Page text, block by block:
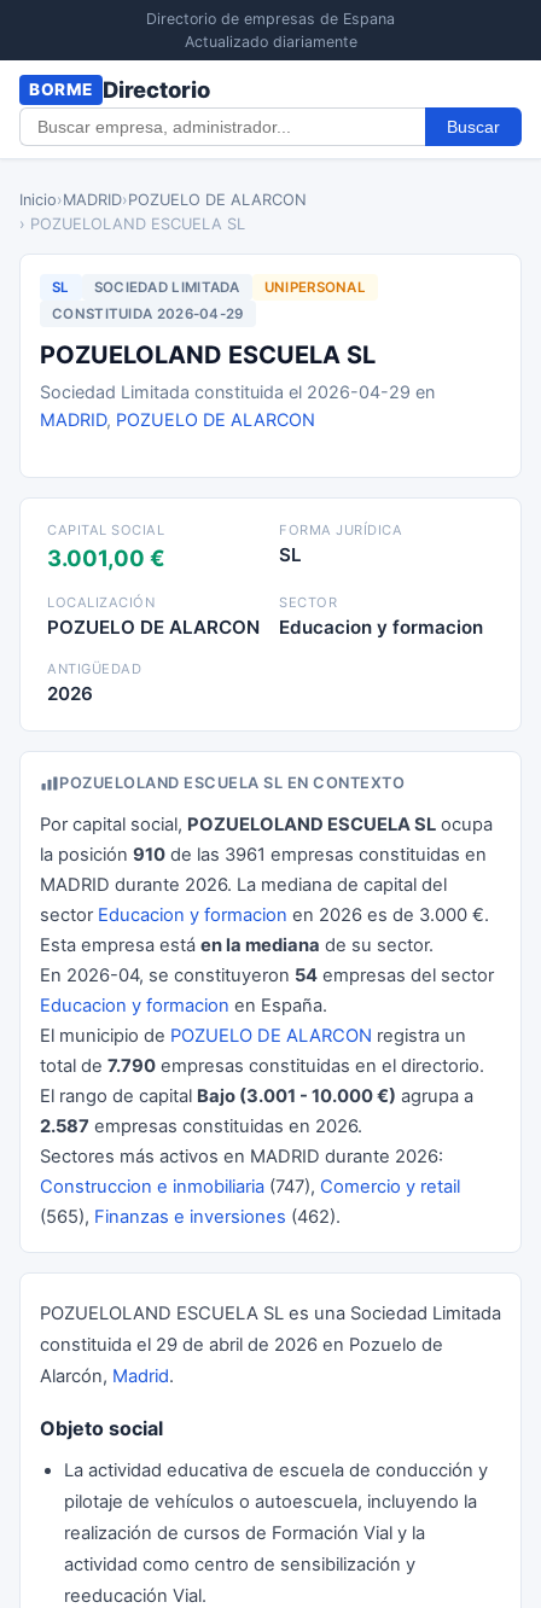
Directorio de empresas de Espana
Actualizado diariamente
BORME Directorio
Buscar
Inicio›MADRID›POZUELO DE ALARCON
› POZUELOLAND ESCUELA SL
SL SOCIEDAD LIMITADA
UNIPERSONAL
CONSTITUIDA 2026-04-29
POZUELOLAND ESCUELA SL
Sociedad Limitada constituida el 2026-04-29 en
MADRID, POZUELO DE ALARCON
CAPITAL SOCIAL
3.001,00 €
FORMA JURÍDICA
SL
LOCALIZACIÓN
POZUELO DE ALARCON
SECTOR
Educacion y formacion
ANTIGÜEDAD
2026
POZUELOLAND ESCUELA SL EN CONTEXTO
Por capital social, POZUELOLAND ESCUELA SL ocupa
la posición 910 de las 3961 empresas constituidas en
MADRID durante 2026. La mediana de capital del
sector Educacion y formacion en 2026 es de 3.000 €.
Esta empresa está en la mediana de su sector.
En 2026-04, se constituyeron 54 empresas del sector
Educacion y formacion en España.
El municipio de POZUELO DE ALARCON registra un
total de 7.790 empresas constituidas en el directorio.
El rango de capital Bajo (3.001 - 10.000 €) agrupa a
2.587 empresas constituidas en 2026.
Sectores más activos en MADRID durante 2026:
Construccion e inmobiliaria (747), Comercio y retail
(565), Finanzas e inversiones (462).
POZUELOLAND ESCUELA SL es una Sociedad Limitada
constituida el 29 de abril de 2026 en Pozuelo de
Alarcón, Madrid.
Objeto social
La actividad educativa de escuela de conducción y
pilotaje de vehículos o autoescuela, incluyendo la
realización de cursos de Formación Vial y la
actividad como centro de sensibilización y
reeducación Vial.